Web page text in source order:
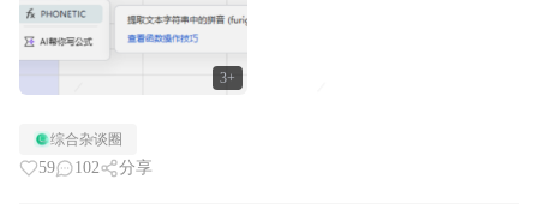
3+
综合杂谈圈
59 102 分享